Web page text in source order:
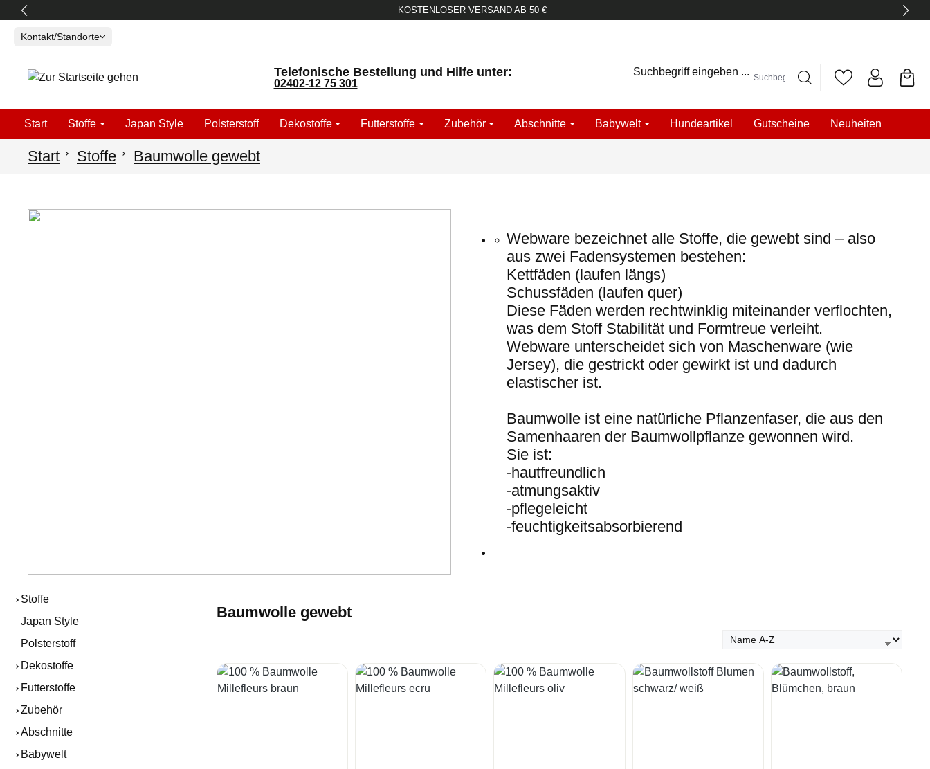
KOSTENLOSER VERSAND AB 50 €
Kontakt/Standorte
Telefonische Bestellung und Hilfe unter:
02402-12 75 301
Suchbegriff eingeben ...
Start Stoffe Japan Style Polsterstoff Dekostoffe Futterstoffe Zubehör Abschnitte Babywelt Hundeartikel Gutscheine Neuheiten
Start Stoffe Baumwolle gewebt
Webware bezeichnet alle Stoffe, die gewebt sind – also
aus zwei Fadensystemen bestehen:
Kettfäden (laufen längs)
Schussfäden (laufen quer)
Diese Fäden werden rechtwinklig miteinander verflochten,
was dem Stoff Stabilität und Formtreue verleiht.
Webware unterscheidet sich von Maschenware (wie
Jersey), die gestrickt oder gewirkt ist und dadurch
elastischer ist.
Baumwolle ist eine natürliche Pflanzenfaser, die aus den
Samenhaaren der Baumwollpflanze gewonnen wird.
Sie ist:
-hautfreundlich
-atmungsaktiv
-pflegeleicht
-feuchtigkeitsabsorbierend
Stoffe
Japan Style
Polsterstoff
Dekostoffe
Futterstoffe
Zubehör
Abschnitte
Babywelt
Baumwolle gewebt